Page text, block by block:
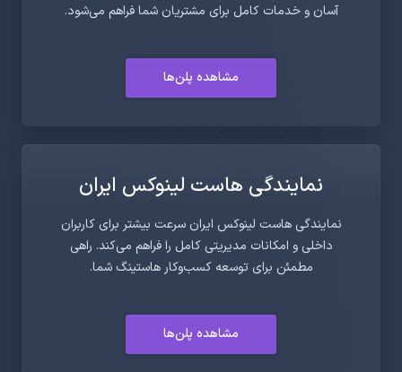
آسان و خدمات کامل برای مشتریان شما فراهم می‌شود.
مشاهده پلن‌ها
نمایندگی هاست لینوکس ایران
نمایندگی هاست لینوکس ایران سرعت بیشتر برای کاربران
داخلی و امکانات مدیریتی کامل را فراهم می‌کند. راهی
مطمئن برای توسعه کسب‌وکار هاستینگ شما.
مشاهده پلن‌ها